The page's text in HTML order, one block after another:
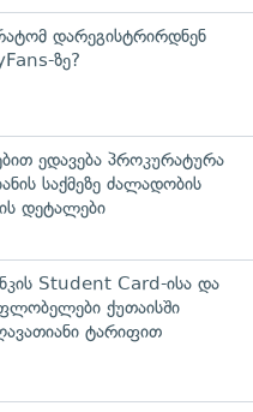
დარეგისტრირდნენ
ზე?
ედავება პროკურატურა
საქმეზე ძალადობის
დეტალები
Student Card-ისა და
ქუთაისში
ტარიფით